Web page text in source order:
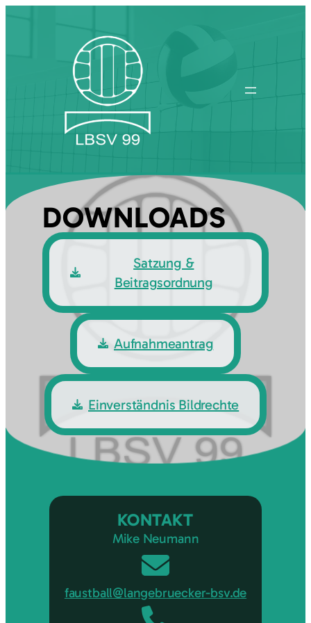
DOWNLOADS
Satzung &
Beitragsordnung
Aufnahmeantrag
Einverständnis Bildrechte
KONTAKT
Mike Neumann
faustball@langebruecker-bsv.de